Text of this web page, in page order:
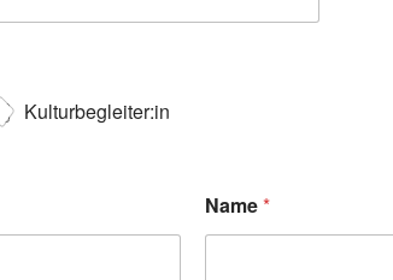
Kulturbegleiter:in
Name*